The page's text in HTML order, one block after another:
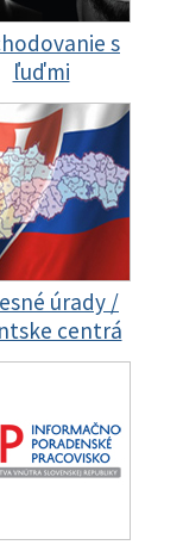
s
ľuďmi
úrady /
centrá